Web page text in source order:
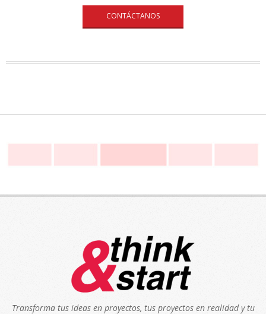
CONTÁCTANOS
Transforma tus ideas en proyectos, tus proyectos en realidad y tu